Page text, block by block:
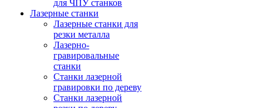
для ЧПУ станков
Лазерные станки
Лазерные станки для
резки металла
Лазерно-
гравировальные
станки
Станки лазерной
гравировки по дереву
Станки лазерной